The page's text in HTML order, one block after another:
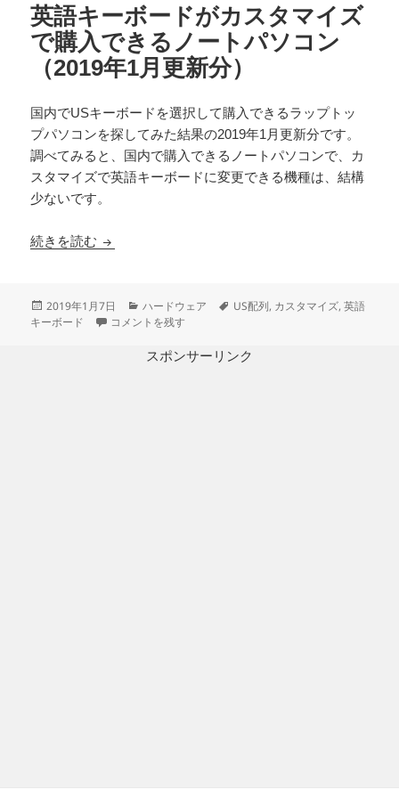
英語キーボードがカスタマイズ
で購入できるノートパソコン
（2019年1月更新分）
国内でUSキーボードを選択して購入できるラップトッ
プパソコンを探してみた結果の2019年1月更新分です。
調べてみると、国内で購入できるノートパソコンで、カ
スタマイズで英語キーボードに変更できる機種は、結構
少ないです。
続きを読む 英語キーボードがカスタマイズで購入できるノ
投
稿
2019年1月7日
カ
テ
リ
ハードウェア
タ
US配列, カスタマイズ,英語
キーボード
英語キーボードがカスタマイズで購入できるノートパソコ
コメントを残す
スポンサーリンク